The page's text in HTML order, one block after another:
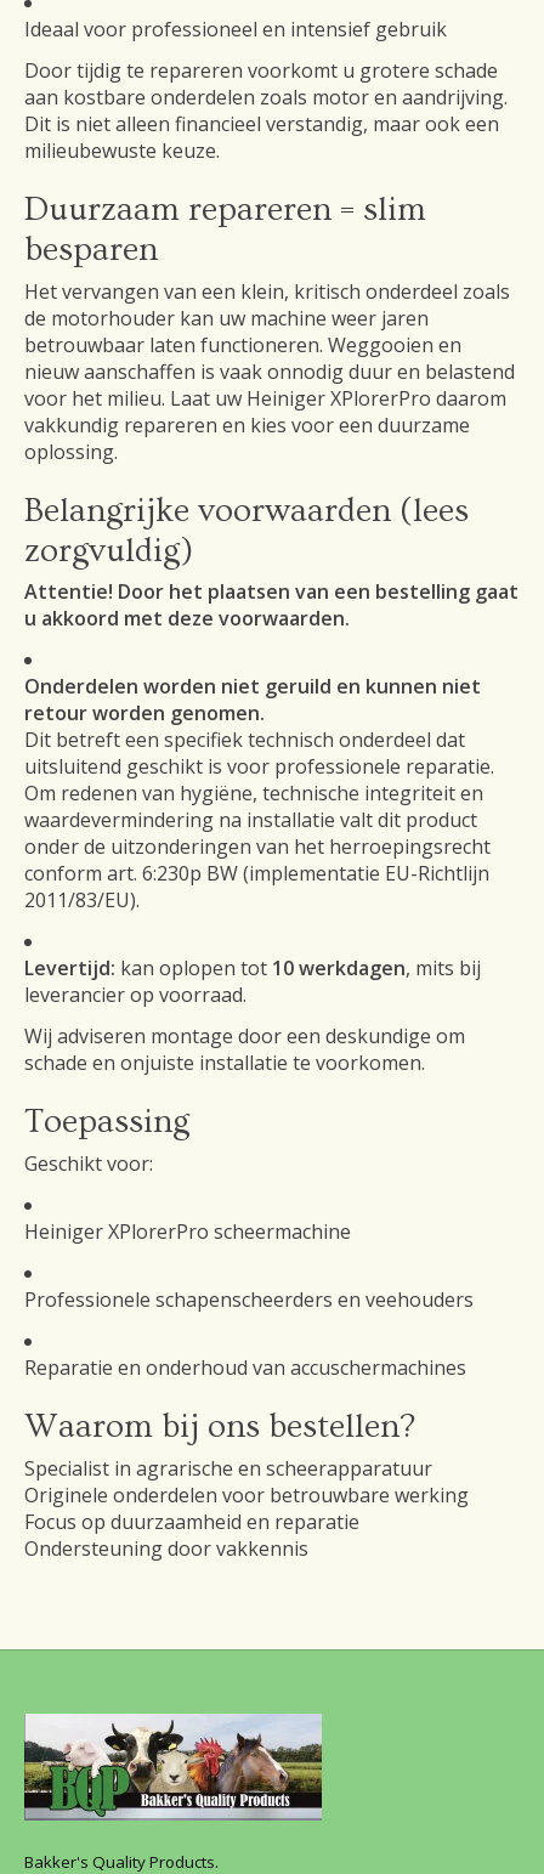
Ideaal voor professioneel en intensief gebruik
Door tijdig te repareren voorkomt u grotere schade
aan kostbare onderdelen zoals motor en aandrijving.
Dit is niet alleen financieel verstandig, maar ook een
milieubewuste keuze.
Duurzaam repareren = slim
besparen
Het vervangen van een klein, kritisch onderdeel zoals
de motorhouder kan uw machine weer jaren
betrouwbaar laten functioneren. Weggooien en
nieuw aanschaffen is vaak onnodig duur en belastend
voor het milieu. Laat uw Heiniger XPlorerPro daarom
vakkundig repareren en kies voor een duurzame
oplossing.
Belangrijke voorwaarden (lees
zorgvuldig)
Attentie! Door het plaatsen van een bestelling gaat
u akkoord met deze voorwaarden.
Onderdelen worden niet geruild en kunnen niet
retour worden genomen.
Dit betreft een specifiek technisch onderdeel dat
uitsluitend geschikt is voor professionele reparatie.
Om redenen van hygiëne, technische integriteit en
waardevermindering na installatie valt dit product
onder de uitzonderingen van het herroepingsrecht
conform art. 6:230p BW (implementatie EU-Richtlijn
2011/83/EU).
Levertijd: kan oplopen tot 10 werkdagen, mits bij
leverancier op voorraad.
Wij adviseren montage door een deskundige om
schade en onjuiste installatie te voorkomen.
Toepassing
Geschikt voor:
Heiniger XPlorerPro scheermachine
Professionele schapenscheerders en veehouders
Reparatie en onderhoud van accuschermachines
Waarom bij ons bestellen?
Specialist in agrarische en scheerapparatuur
Originele onderdelen voor betrouwbare werking
Focus op duurzaamheid en reparatie
Ondersteuning door vakkennis
Bakker's Quality Products.